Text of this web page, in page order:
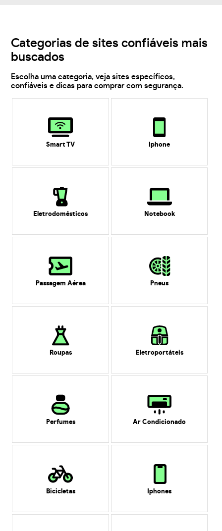
Categorias de sites confiáveis mais
buscados
Escolha uma categoria, veja sites específicos,
confiáveis e dicas para comprar com segurança.
Smart TV Iphone
Eletrodomésticos Notebook
Passagem Aérea Pneus
Roupas Eletroportáteis
Perfumes Ar Condicionado
Bicicletas Iphones